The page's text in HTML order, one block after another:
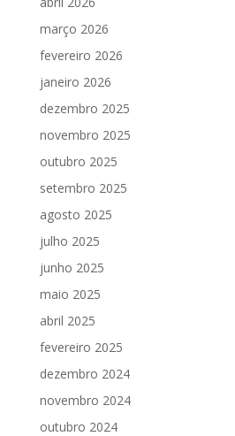
março 2026
fevereiro 2026
janeiro 2026
dezembro 2025
novembro 2025
outubro 2025
setembro 2025
agosto 2025
julho 2025
junho 2025
maio 2025
abril 2025
fevereiro 2025
dezembro 2024
novembro 2024
outubro 2024